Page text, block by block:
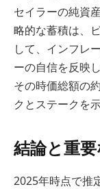
セイラーの純資
略的な蓄積は、
して、インフレ
ーの自信を反映
その時価総額の
クとステークを
結論と重
2025年時点で推